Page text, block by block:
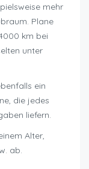
mehr
Plane
km bei
unter
ein
die jedes
liefern.
Alter,
ab.